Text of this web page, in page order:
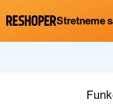
Stretneme